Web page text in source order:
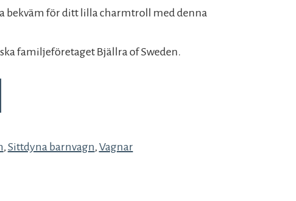
bekväm för ditt lilla charmtroll med denna
familjeföretaget Bjällra of Sweden.
, Sittdyna barnvagn, Vagnar